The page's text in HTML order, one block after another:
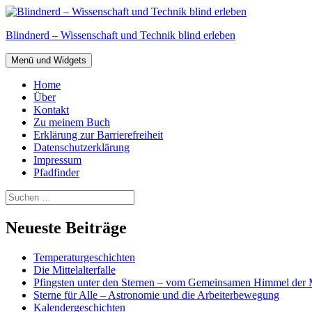
Zum
springen
Blindnerd – Wissenschaft und Technik blind erleben
Menü und Widgets
Home
Über
Kontakt
Zu meinem Buch
Erklärung zur Barrierefreiheit
Datenschutzerklärung
Impressum
Pfadfinder
Suchen
nach:
Neueste Beiträge
Temperaturgeschichten
Die Mittelalterfalle
Pfingsten unter den Sternen – vom Gemeinsamen Himmel der
Sterne für Alle – Astronomie und die Arbeiterbewegung
Kalendergeschichten